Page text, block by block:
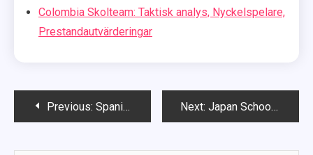
Colombia Skolteam: Taktisk analys, Nyckelspelare,
Prestandautvärderingar
PostPrevious: Spanien Skolor Team: Teamdynamik, Poängeffektivitet, Spelarroller Next: Japan Schools Team: Strategiska tillvägagångssätt, Matchutvärderingar, Spelaranalys